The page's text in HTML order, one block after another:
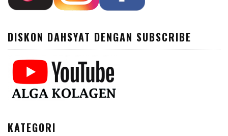
DISKON DAHSYAT DENGAN SUBSCRIBE
KATEGORI